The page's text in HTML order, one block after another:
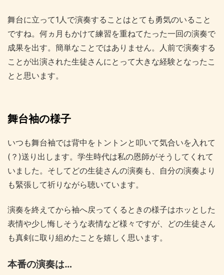
舞台に立って1人で演奏することはとても勇気のいること
ですね。何ヵ月もかけて練習を重ねてたった一回の演奏で
成果を出す。簡単なことではありません。人前で演奏する
ことが出演された生徒さんにとって大きな経験となったこ
とと思います。
舞台袖の様子
いつも舞台袖では背中をトントンと叩いて気合いを入れて
(？)送り出します。学生時代は私の恩師がそうしてくれて
いました。そしてどの生徒さんの演奏も、自分の演奏より
も緊張して祈りながら聴いています。
演奏を終えてから袖へ戻ってくるときの様子はホッとした
表情や少し悔しそうな表情など様々ですが、どの生徒さん
も真剣に取り組めたことを嬉しく思います。
本番の演奏は…